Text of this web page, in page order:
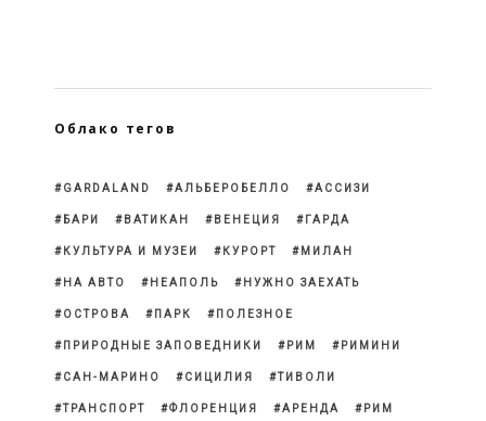
Облако тегов
GARDALAND АЛЬБЕРОБЕЛЛО АССИЗИ
БАРИ ВАТИКАН ВЕНЕЦИЯ ГАРДА
КУЛЬТУРА И МУЗЕИ КУРОРТ МИЛАН
НА АВТО НЕАПОЛЬ НУЖНО ЗАЕХАТЬ
ОСТРОВА ПАРК ПОЛЕЗНОЕ
ПРИРОДНЫЕ ЗАПОВЕДНИКИ РИМ РИМИНИ
САН-МАРИНО СИЦИЛИЯ ТИВОЛИ
ТРАНСПОРТ ФЛОРЕНЦИЯ АРЕНДА РИМ